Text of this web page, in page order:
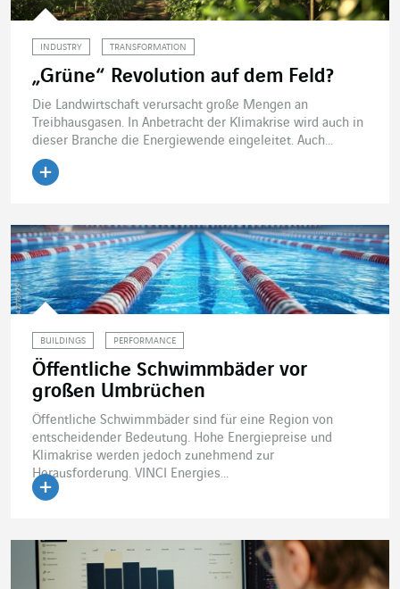
INDUSTRY TRANSFORMATION
„Grüne“ Revolution auf dem Feld?
Die Landwirtschaft verursacht große Mengen an
Treibhausgasen. In Anbetracht der Klimakrise wird auch in
dieser Branche die Energiewende eingeleitet. Auch...
BUILDINGS PERFORMANCE
Öffentliche Schwimmbäder vor
großen Umbrüchen
Öffentliche Schwimmbäder sind für eine Region von
entscheidender Bedeutung. Hohe Energiepreise und
Klimakrise werden jedoch zunehmend zur
Herausforderung. VINCI Energies...